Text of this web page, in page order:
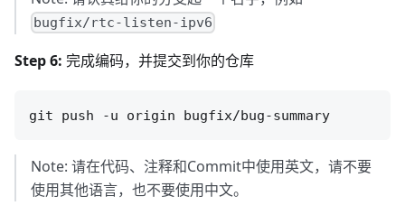
bugfix/rtc-listen-ipv6
Step 6: 完成编码，并提交到你的仓库
Note: 请在代码、注释和Commit中使用英文，请不要
使用其他语言，也不要使用中文。